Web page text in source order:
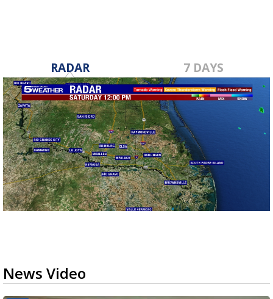
RADAR 7 DAYS
News Video